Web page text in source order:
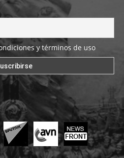
y términos de uso